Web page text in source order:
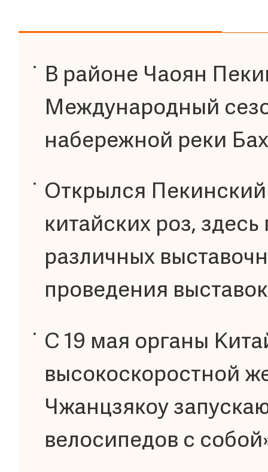
В районе Чаоян
Международный
набережной реки
Открылся
китайских роз,
различных
проведения выставок
С 19 мая органы
высокоскоростной
Чжанцзякоу
велосипедов с